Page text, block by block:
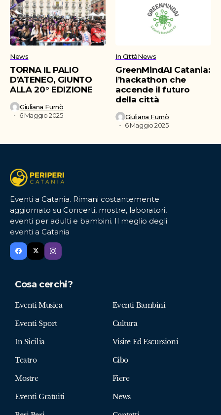
News
TORNA IL PALIO
D’ATENEO, GIUNTO
ALLA 20° EDIZIONE
Giuliana Furnò
6 Maggio 2025
In CittàNews
GreenMindAI Catania:
l’hackathon che
accende il futuro
della città
Giuliana Furnò
6 Maggio 2025
Eventi a Catania. Rimani costantemente
aggiornato su Concerti, mostre, laboratori,
eventi per adulti e bambini. Il meglio degli
eventi a Catania
Cosa cerchi?
Eventi Musica Eventi Bambini
Eventi Sport Cultura
In Sicilia Visite Ed Escursioni
Teatro Cibo
Mostre Fiere
Eventi Gratuiti News